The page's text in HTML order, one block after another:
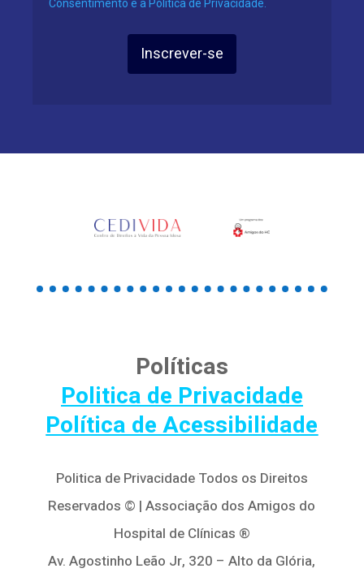
Consentimento e a Política de Privacidade.
Inscrever-se
Políticas
Politica de Privacidade
Política de Acessibilidade
Politica de Privacidade Todos os Direitos
Reservados © | Associação dos Amigos do
Hospital de Clínicas ®
Av. Agostinho Leão Jr, 320 – Alto da Glória,